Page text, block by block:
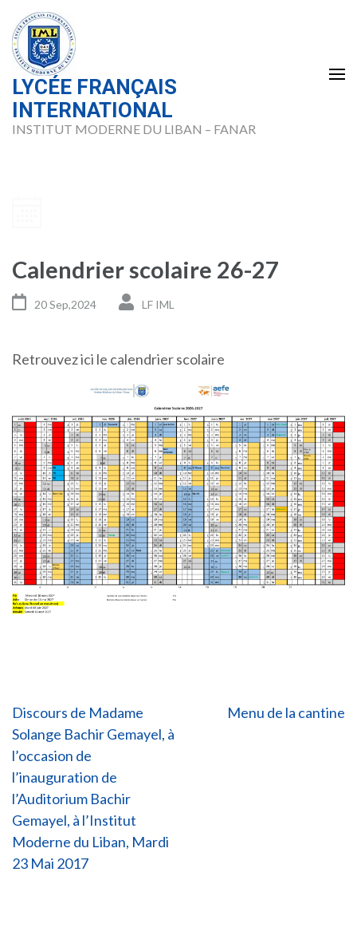
content
(Press
Enter)
LYCÉE FRANÇAIS
INTERNATIONAL
INSTITUT MODERNE DU LIBAN – FANAR
Calendrier scolaire 26-27
20 Sep,2024 LF IML
Retrouvez ici le calendrier scolaire
Post
navigation
Discours de Madame
Solange Bachir Gemayel, à
l’occasion de
l’inauguration de
l’Auditorium Bachir
Gemayel, à l’Institut
Moderne du Liban, Mardi
23 Mai 2017
Menu de la cantine